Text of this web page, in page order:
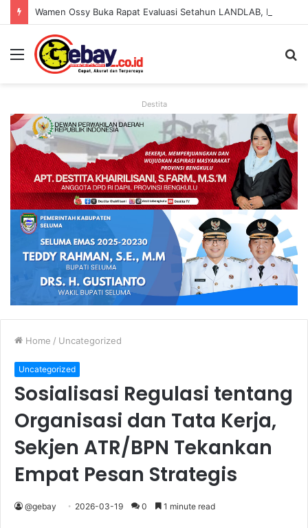
Destita
Home / Uncategorized
Uncategorized
Sosialisasi Regulasi tentang
Organisasi dan Tata Kerja,
Sekjen ATR/BPN Tekankan
Empat Pesan Strategis
@gebay 2026-03-19 0 1 minute read